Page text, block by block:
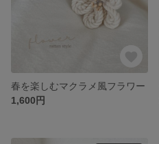
春を楽しむマクラメ風フラワー
1,600円